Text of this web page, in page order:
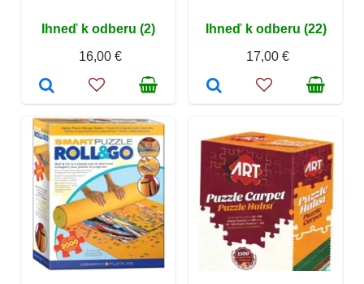
Ihneď k odberu (2)
16,00 €
Ihneď k odberu (22)
17,00 €